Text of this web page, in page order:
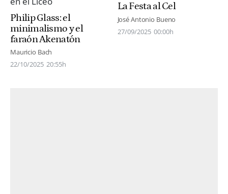
Philip Glass: el
minimalismo y el
faraón Akenatón
Mauricio Bach
22/10/2025 20:55h
La Festa al Cel
José Antonio Bueno
27/09/2025 00:00h